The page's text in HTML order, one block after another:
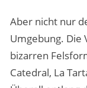
Aber nicht nur
Umgebung. Die
bizarren
Catedral, La